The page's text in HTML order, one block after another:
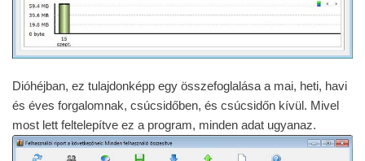
Dióhéjban, ez tulajdonképp egy összefoglalása a mai, heti, havi
és éves forgalomnak, csúcsidőben, és csúcsidőn kívül. Mivel
most lett feltelepítve ez a program, minden adat ugyanaz.